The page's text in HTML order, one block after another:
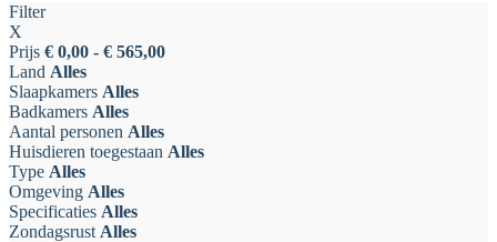
Filter
X
Prijs € 0,00 - € 565,00
Land Alles
Slaapkamers Alles
Badkamers Alles
Aantal personen Alles
Huisdieren toegestaan Alles
Type Alles
Omgeving Alles
Specificaties Alles
Zondagsrust Alles